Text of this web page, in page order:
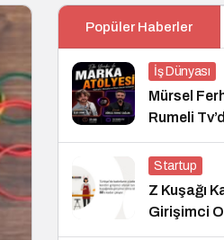
Popüler Haberler
İş Dünyası
Mürsel
Rumeli
Startup
Z Kuşağı
Girişimci